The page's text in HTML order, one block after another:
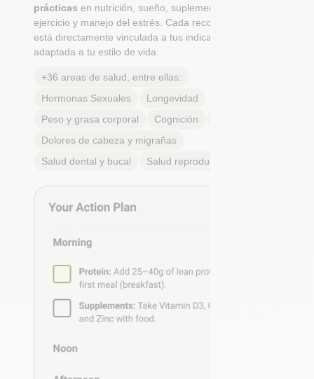
prácticasen nutrición, sueño, suplementación,
ejercicio y manejo del estrés. Cada recomendación
está directamente vinculada a tus indicadores y
adaptada a tu estilo de vida.
+36 areas de salud, entre ellas:
Hormonas Sexuales
Longevidad
Peso y grasa corporal
Cognición
Dolores de cabeza y migrañas
Salud dental y bucal
Salud reproductiva